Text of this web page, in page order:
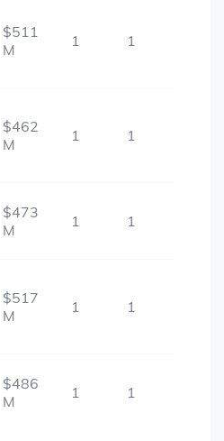
$511
M
1 1
$462
M
1 1
$473
M
1 1
$517
M
1 1
$486
M
1 1